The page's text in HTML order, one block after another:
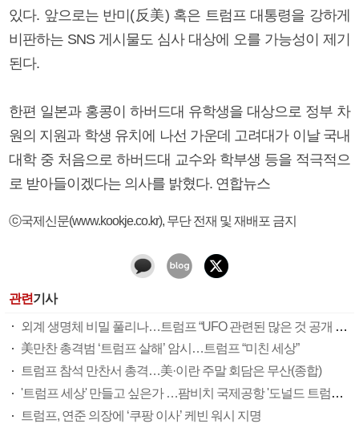
있다. 앞으로는 반미(反美) 혹은 트럼프 대통령을 강하게
비판하는 SNS 게시물도 심사 대상에 오를 가능성이 제기
된다.
한편 일본과 홍콩이 하버드대 유학생을 대상으로 정부 차
원의 지원과 학생 유치에 나선 가운데 고려대가 이날 국내
대학 중 처음으로 하버드대 교수와 학부생 등을 적극적으
로 받아들이겠다는 의사를 밝혔다. 연합뉴스
ⓒ국제신문(www.kookje.co.kr), 무단 전재 및 재배포 금지
관련기사
외계 생명체 비밀 풀리나…트럼프 “UFO 관련된 많은 것 공개 예정”
美만찬 총격범 ‘트럼프 살해’ 암시…트럼프 “미친 세상”
트럼프 참석 만찬서 총격…美·이란 주말 회담은 무산(종합)
'트럼프 세상' 만들고 싶은가 …팜비치 국제공항 '도널드 트럼프 국제공항' 된다
트럼프, 연준 의장에 ‘쿠팡 이사’ 케빈 워시 지명